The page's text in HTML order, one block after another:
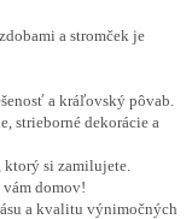
a stromček je
a kráľovský pôvab.
strieborné dekorácie a
si zamilujete.
vám domov!
a kvalitu výnimočných